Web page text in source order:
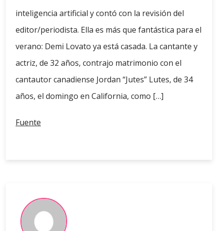
inteligencia artificial y contó con la revisión del
editor/periodista. Ella es más que fantástica para el
verano: Demi Lovato ya está casada. La cantante y
actriz, de 32 años, contrajo matrimonio con el
cantautor canadiense Jordan “Jutes” Lutes, de 34
años, el domingo en California, como […]
Fuente